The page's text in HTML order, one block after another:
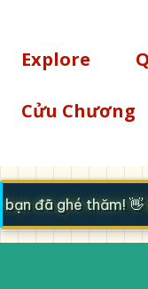
Explore
Cửu Chương
đã ghé thăm! 👋